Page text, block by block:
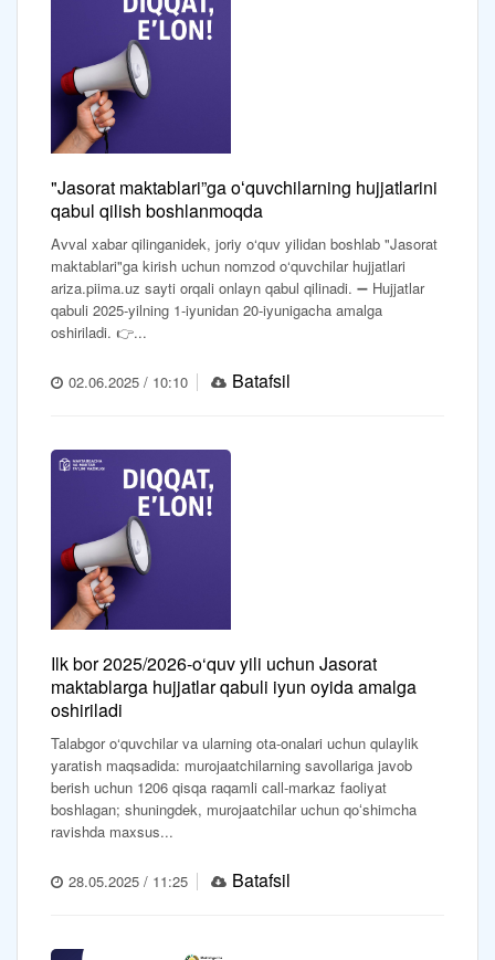
"Jasorat maktablari”ga oʻquvchilarning hujjatlarini
qabul qilish boshlanmoqda
Avval xabar qilinganidek, joriy o‘quv yilidan boshlab "Jasorat
maktablari"ga kirish uchun nomzod o‘quvchilar hujjatlari
ariza.piima.uz sayti orqali onlayn qabul qilinadi. ➖ Hujjatlar
qabuli 2025-yilning 1-iyunidan 20-iyunigacha amalga
oshiriladi. 👉...
02.06.2025 / 10:10 Batafsil
Ilk bor 2025/2026-o‘quv yili uchun Jasorat
maktablarga hujjatlar qabuli iyun oyida amalga
oshiriladi
Talabgor o‘quvchilar va ularning ota-onalari uchun qulaylik
yaratish maqsadida: murojaatchilarning savollariga javob
berish uchun 1206 qisqa raqamli call-markaz faoliyat
boshlagan; shuningdek, murojaatchilar uchun qoʻshimcha
ravishda maxsus...
28.05.2025 / 11:25 Batafsil